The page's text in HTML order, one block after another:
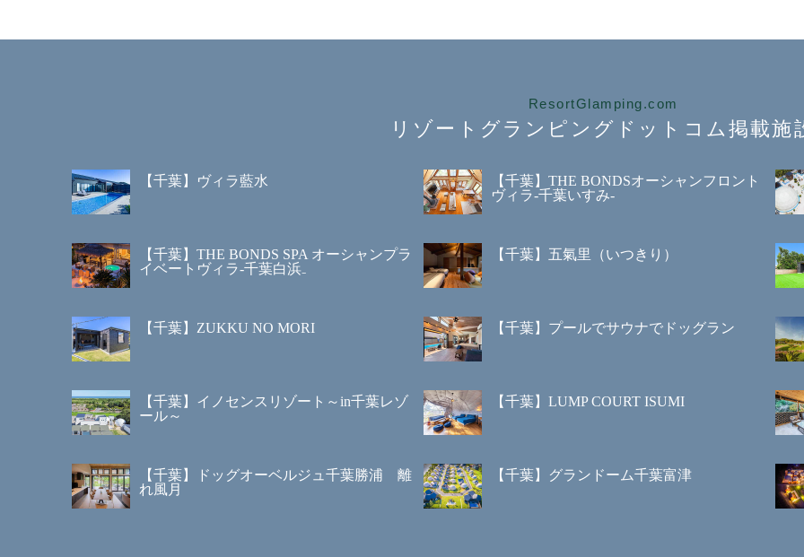
ResortGlamping.com
リゾートグランピング ドットコム掲載施
【千葉】ヴィラ藍水
【千葉】THE BONDSオーシャンフロント
ヴィラ-千葉いすみ-
【千葉】THE BONDS SPA オーシャンプラ
イベートヴィラ‐千葉白浜₋
【千葉】五氣里（いつきり）
【千葉】ZUKKU NO MORI 【千葉】プールでサウナでドッグラン
【千葉】イノセンスリゾート～in千葉レゾ
ール～
【千葉】LUMP COURT ISUMI
【千葉】ドッグオーベルジュ千葉勝浦 離
れ風月
【千葉】グランドーム千葉富津